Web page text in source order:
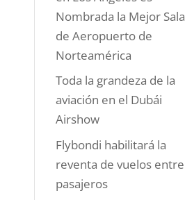
Nombrada la Mejor Sala
de Aeropuerto de
Norteamérica
Toda la grandeza de la
aviación en el Dubái
Airshow
Flybondi habilitará la
reventa de vuelos entre
pasajeros